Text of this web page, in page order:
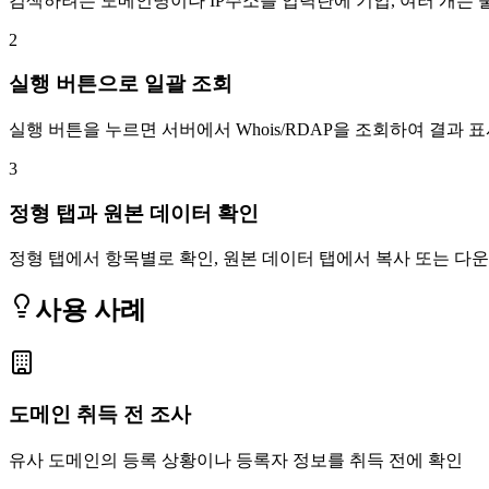
2
실행 버튼으로 일괄 조회
실행 버튼을 누르면 서버에서 Whois/RDAP을 조회하여 결과 표
3
정형 탭과 원본 데이터 확인
정형 탭에서 항목별로 확인, 원본 데이터 탭에서 복사 또는 다
사용 사례
도메인 취득 전 조사
유사 도메인의 등록 상황이나 등록자 정보를 취득 전에 확인